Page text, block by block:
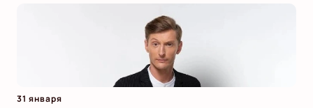
31 января